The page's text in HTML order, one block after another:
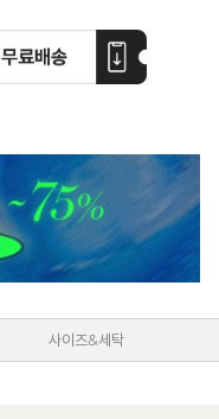
사이즈&세탁